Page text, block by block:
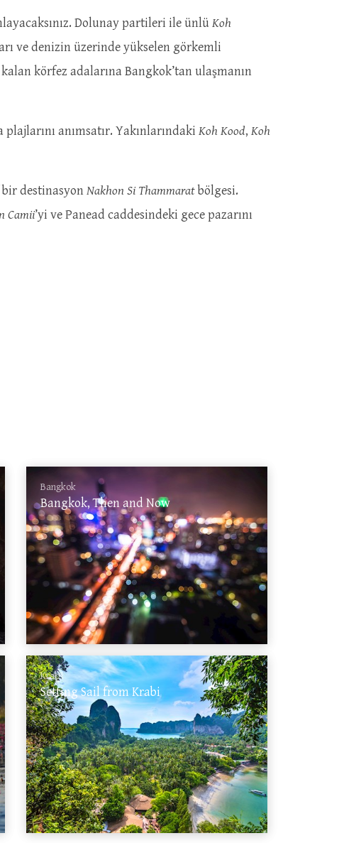
Dolunay partileri ile ünlüKoh
ve denizin üzerinde yükselen görkemli
körfez adalarına Bangkok’tan ulaşmanın
anımsatır. Yakınlarındaki Koh Kood, Koh
destinasyonNakhon Si Thammaratbölgesi.
Camii’yi ve Panead caddesindeki gece pazarını
Bangkok
Bangkok, Then and Now
Krabi
Setting Sail from Krabi